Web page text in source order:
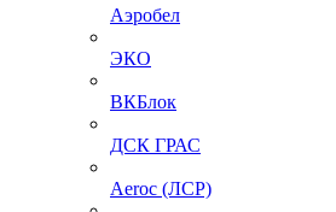
Аэробел
ЭКО
ВКБлок
ДСК ГРАС
Aeroc (ЛСР)